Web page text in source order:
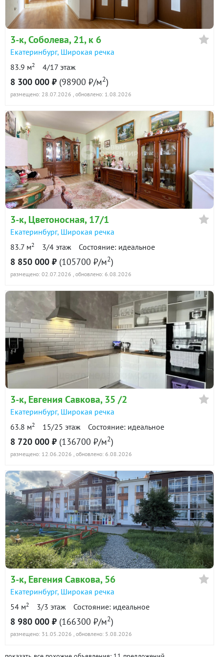
в продаже
Показать всю историю: 30 предложений →
3-к, Соболева, 21, к 6
Екатеринбург, Широкая речка
83.9 м2 4/17 этаж
8 300 000 ₽ (98900 ₽/м2)
размещено: 28.07.2026 , обновлено: 1.08.2026
3-к, Цветоносная, 17/1
Екатеринбург, Широкая речка
83.7 м2 3/4 этаж Состояние: идеальное
8 850 000 ₽ (105700 ₽/м2)
размещено: 02.07.2026 , обновлено: 6.08.2026
3-к, Евгения Савкова, 35 /2
Екатеринбург, Широкая речка
63.8 м2 15/25 этаж Состояние: идеальное
8 720 000 ₽ (136700 ₽/м2)
размещено: 12.06.2026 , обновлено: 6.08.2026
3-к, Евгения Савкова, 56
Екатеринбург, Широкая речка
54 м2 3/3 этаж Состояние: идеальное
8 980 000 ₽ (166300 ₽/м2)
размещено: 31.05.2026 , обновлено: 5.08.2026